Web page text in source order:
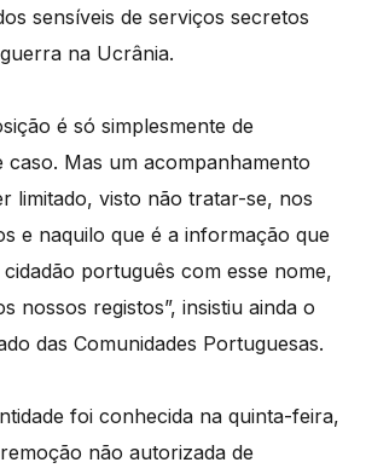
sensíveis de serviços secretos
na Ucrânia.
é só simplesmente de
caso. Mas um acompanhamento
limitado, visto não tratar-se, nos
e naquilo que é a informação que
português com esse nome,
nossos registos”, insistiu ainda o
das Comunidades Portuguesas.
foi conhecida na quinta-feira,
não autorizada de